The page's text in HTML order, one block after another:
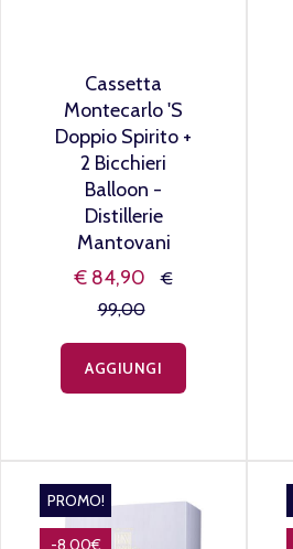
Cassetta
Montecarlo 'S
Doppio Spirito +
2 Bicchieri
Balloon -
Distillerie
Mantovani
€ 84,90
€
99,00
AGGIUNGI
PROMO!
-8,00€